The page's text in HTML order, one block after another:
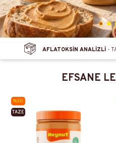
HIZLI KARGO- 700
EFSANE
%30
TAZE